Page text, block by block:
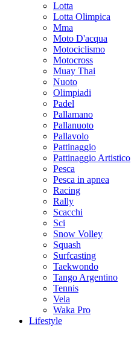
Lotta
Lotta Olimpica
Mma
Moto D'acqua
Motociclismo
Motocross
Muay Thai
Nuoto
Olimpiadi
Padel
Pallamano
Pallanuoto
Pallavolo
Pattinaggio
Pattinaggio Artistico
Pesca
Pesca in apnea
Racing
Rally
Scacchi
Sci
Snow Volley
Squash
Surfcasting
Taekwondo
Tango Argentino
Tennis
Vela
Waka Pro
Lifestyle